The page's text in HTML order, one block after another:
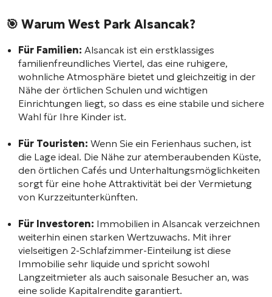
🎯 Warum West Park Alsancak?
Für Familien: Alsancak ist ein erstklassiges
familienfreundliches Viertel, das eine ruhigere,
wohnliche Atmosphäre bietet und gleichzeitig in der
Nähe der örtlichen Schulen und wichtigen
Einrichtungen liegt, so dass es eine stabile und sichere
Wahl für Ihre Kinder ist.
Für Touristen: Wenn Sie ein Ferienhaus suchen, ist
die Lage ideal. Die Nähe zur atemberaubenden Küste,
den örtlichen Cafés und Unterhaltungsmöglichkeiten
sorgt für eine hohe Attraktivität bei der Vermietung
von Kurzzeitunterkünften.
Für Investoren: Immobilien in Alsancak verzeichnen
weiterhin einen starken Wertzuwachs. Mit ihrer
vielseitigen 2-Schlafzimmer-Einteilung ist diese
Immobilie sehr liquide und spricht sowohl
Langzeitmieter als auch saisonale Besucher an, was
eine solide Kapitalrendite garantiert.